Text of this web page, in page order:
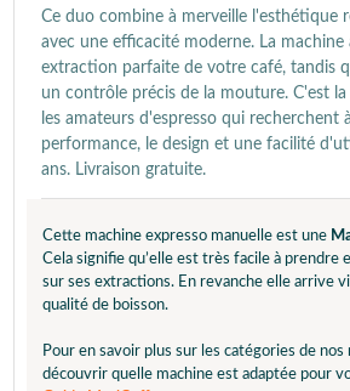
Ce duo combine à merveille l'esthétique
avec une efficacité moderne. La machine
extraction parfaite de votre café, tandis
un contrôle précis de la mouture. C'est
les amateurs d'espresso qui recherchent
performance, le design et une facilité
ans. Livraison gratuite.
Cette machine expresso manuelle est une
Cela signifie qu’elle est très facile à prendre
sur ses extractions. En revanche elle arrive
qualité de boisson.
Pour en savoir plus sur les catégories de nos
découvrir quelle machine est adaptée pour